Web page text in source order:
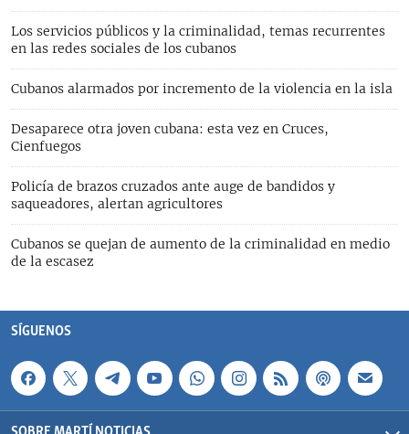
Los servicios públicos y la criminalidad, temas recurrentes
en las redes sociales de los cubanos
Cubanos alarmados por incremento de la violencia en la isla
Desaparece otra joven cubana: esta vez en Cruces,
Cienfuegos
Policía de brazos cruzados ante auge de bandidos y
saqueadores, alertan agricultores
Cubanos se quejan de aumento de la criminalidad en medio
de la escasez
SÍGUENOS